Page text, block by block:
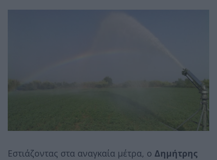
Εστιάζοντας στα αναγκαία μέτρα, ο Δημήτρης